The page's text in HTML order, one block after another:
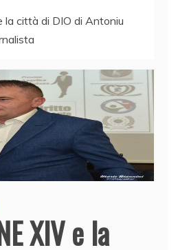
la città di DIO di Antoniu
XIV e la